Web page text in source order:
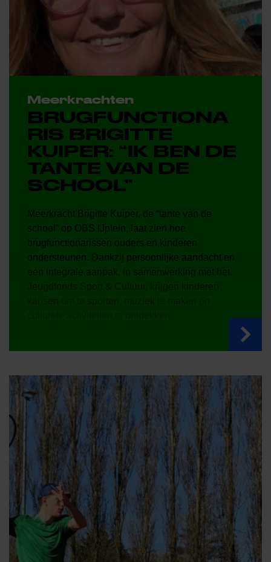
Meerkrachten
BRUGFUNCTIONA
RIS BRIGITTE
KUIPER: “IK BEN DE
TANTE VAN DE
SCHOOL”
Meerkracht Brigitte Kuiper, de “tante van de
school” op OBS IJplein, laat zien hoe
brugfunctionarissen ouders en kinderen
ondersteunen. Dankzij persoonlijke aandacht en
een integrale aanpak, in samenwerking met het
Jeugdfonds Sport & Cultuur, krijgen kinderen